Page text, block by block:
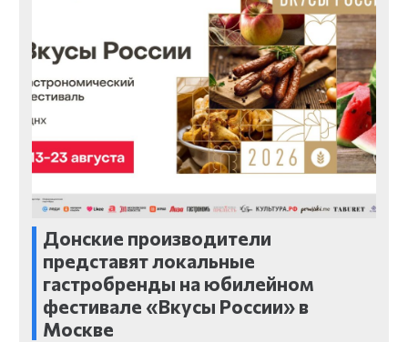
Донские производители
представят локальные
гастробренды на юбилейном
фестивале «Вкусы России» в
Москве